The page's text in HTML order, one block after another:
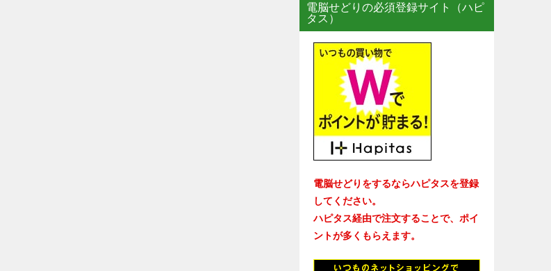
電脳せどりの必須登録サイト（ハピ
タス）
電脳せどりをするならハピタスを登録
してください。
ハピタス経由で注文することで、ポイ
ントが多くもらえます。